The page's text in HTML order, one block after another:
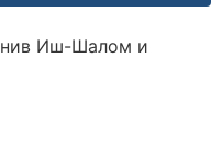
Иш-Шалом и